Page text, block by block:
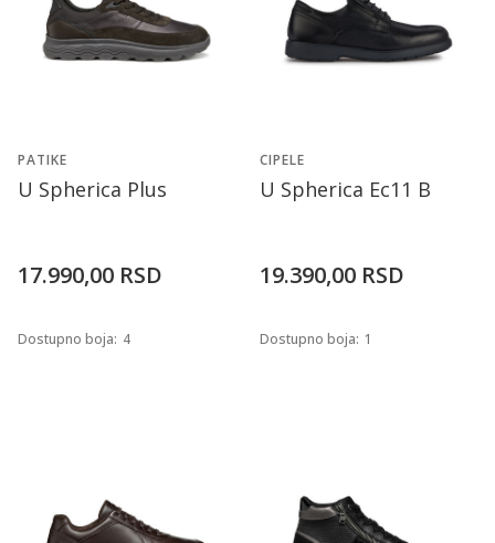
PATIKE
U Spherica Plus
17.990,00 RSD
Dostupno boja: 4
CIPELE
U Spherica Ec11 B
19.390,00 RSD
Dostupno boja: 1